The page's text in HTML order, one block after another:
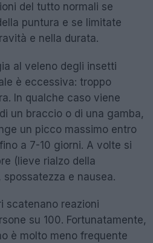
del tutto normali se
puntura e se limitate
e nella durata.
al veleno degli insetti
è eccessiva: troppo
In qualche caso viene
un braccio o di una gamba,
un picco massimo entro
a 7-10 giorni. A volte si
(lieve rialzo della
e nausea.
scatenano reazioni
su 100. Fortunatamente,
è molto meno frequente